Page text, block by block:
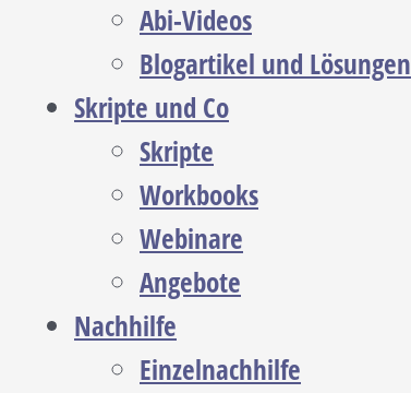
Abi-Videos
Blogartikel und Lösungen
Skripte und Co
Skripte
Workbooks
Webinare
Angebote
Nachhilfe
Einzelnachhilfe